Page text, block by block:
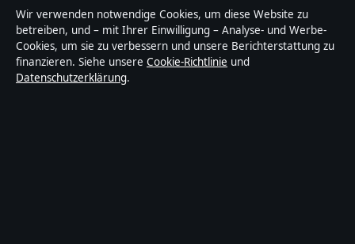
Blickindex ist ein unabhängiger digitaler
Nachrichtenanbieter mit Fokus auf Politik, Wirtschaft,
Technik und Gesellschaft in Deutschland. Jeder Artikel
trägt eine Byline, wird von einem Redakteur geprüft
und vor der Veröffentlichung faktengecheckt.
Wir verwenden notwendige Cookies, um diese Website zu
betreiben, und – mit Ihrer Einwilligung – Analyse- und Werbe-
Cookies, um sie zu verbessern und unsere Berichterstattung zu
finanzieren. Siehe unsere Cookie-Richtlinie und
Datenschutzerklärung.